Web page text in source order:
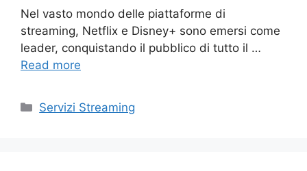
Nel vasto mondo delle piattaforme di
streaming, Netflix e Disney+ sono emersi come
leader, conquistando il pubblico di tutto il …
Read more
Categories
Servizi Streaming